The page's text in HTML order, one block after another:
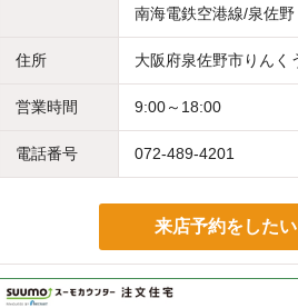
南海電鉄空港線/泉佐
住所 大阪府泉佐野市りん
営業時間 9:00～18:00
電話番号 072-489-4201
来店予約をしたい